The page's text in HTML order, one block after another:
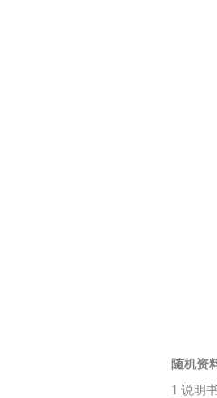
随机资
1.说明